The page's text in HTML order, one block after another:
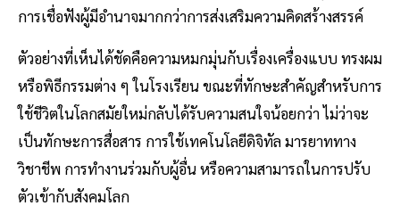
การเชื่อฟังผู้มีอำนาจมากกว่าการส่งเสริมความคิดสร้างสรรค์
ตัวอย่างที่เห็นได้ชัดคือความหมกมุ่นกับเรื่องเครื่องแบบ ทรงผม
หรือพิธีกรรมต่าง ๆ ในโรงเรียน ขณะที่ทักษะสำคัญสำหรับการ
ใช้ชีวิตในโลกสมัยใหม่กลับได้รับความสนใจน้อยกว่า ไม่ว่าจะ
เป็นทักษะการสื่อสาร การใช้เทคโนโลยีดิจิทัล มารยาททาง
วิชาชีพ การทำงานร่วมกับผู้อื่น หรือความสามารถในการปรับ
ตัวเข้ากับสังคมโลก